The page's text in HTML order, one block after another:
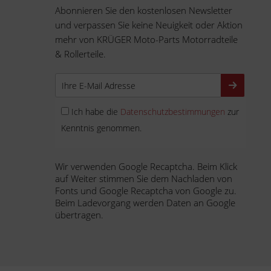
Abonnieren Sie den kostenlosen Newsletter
und verpassen Sie keine Neuigkeit oder Aktion
mehr von KRÜGER Moto-Parts Motorradteile
& Rollerteile.
Ich habe die Datenschutzbestimmungen zur
Kenntnis genommen.
Wir verwenden Google Recaptcha. Beim Klick
auf Weiter stimmen Sie dem Nachladen von
Fonts und Google Recaptcha von Google zu.
Beim Ladevorgang werden Daten an Google
übertragen.